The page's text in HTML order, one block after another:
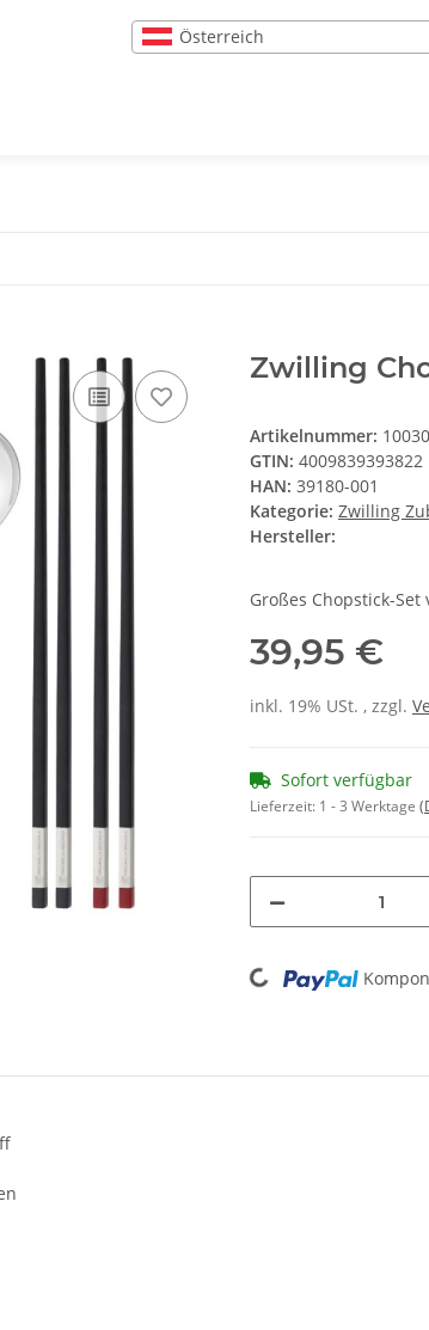
Österreich
Zwilling
Artikelnummer:
GTIN: 4009839393822
HAN: 39180-001
Kategorie: Zwilling
Hersteller:
Großes Chopstick-Set
39,95 €
inkl. 19% USt. , zzgl.
Sofort verfügbar
Lieferzeit: 1 - 3 Werktage
Loading...